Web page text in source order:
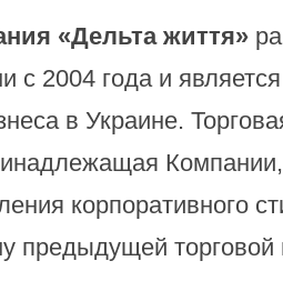
«Дельта життя»
с 2004 года и
в Украине.
корпоративного
предыдущей